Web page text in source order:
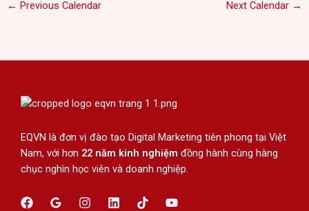
← Previous Calendar Next Calendar →
EQVN là đơn vị đào tạo Digital Marketing tiên phong tại Việt
Nam, với hơn 22 năm kinh nghiệm đồng hành cùng hàng
chục nghìn học viên và doanh nghiệp.